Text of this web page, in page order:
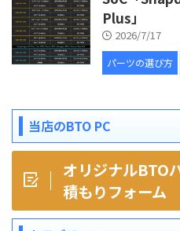
Plus」
2026/7/17
パーツの選び方
当店のBTO PC
オリジナルBTO
積もりフォーム